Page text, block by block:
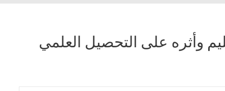
وأثره على التحصيل العلمي